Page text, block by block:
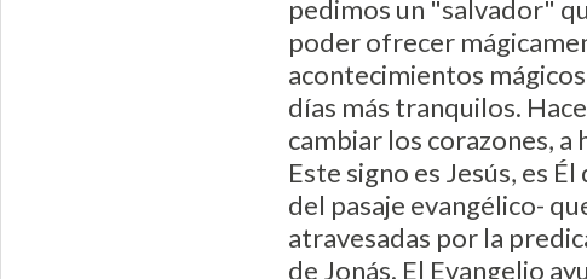
pedimos un "salvador"
poder ofrecer
acontecimientos
días más tranquilos.
cambiar los corazones, a
Este signo es Jesús, es
del pasaje evangélico-
atravesadas por la
de Jonás. El Evangelio